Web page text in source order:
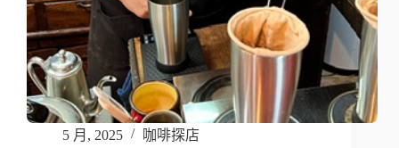
5 月, 2025 咖啡探店